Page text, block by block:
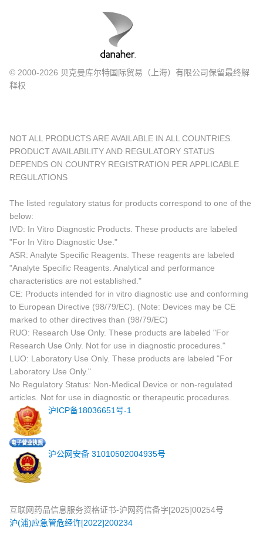
© 2000-2026 贝克曼库尔特国际贸易（上海）有限公司保留最终解
释权
NOT ALL PRODUCTS ARE AVAILABLE IN ALL COUNTRIES.
PRODUCT AVAILABILITY AND REGULATORY STATUS
DEPENDS ON COUNTRY REGISTRATION PER APPLICABLE
REGULATIONS
The listed regulatory status for products correspond to one of the
below:
IVD: In Vitro Diagnostic Products. These products are labeled
"For In Vitro Diagnostic Use."
ASR: Analyte Specific Reagents. These reagents are labeled
"Analyte Specific Reagents. Analytical and performance
characteristics are not established."
CE: Products intended for in vitro diagnostic use and conforming
to European Directive (98/79/EC). (Note: Devices may be CE
marked to other directives than (98/79/EC)
RUO: Research Use Only. These products are labeled "For
Research Use Only. Not for use in diagnostic procedures."
LUO: Laboratory Use Only. These products are labeled "For
Laboratory Use Only."
No Regulatory Status: Non-Medical Device or non-regulated
articles. Not for use in diagnostic or therapeutic procedures.
沪ICP备18036651号-1
沪公网安备 31010502004935号
互联网药品信息服务资格证书-沪网药信备字[2025]00254号
沪(浦)应急管危经许[2022]200234